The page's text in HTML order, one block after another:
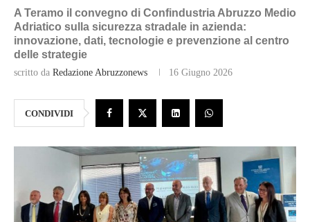
A Teramo il convegno di Confindustria Abruzzo Medio
Adriatico sulla sicurezza stradale in azienda:
innovazione, dati, tecnologie e prevenzione al centro
delle strategie
scritto da Redazione Abruzzonews 16 Giugno 2026
CONDIVIDI